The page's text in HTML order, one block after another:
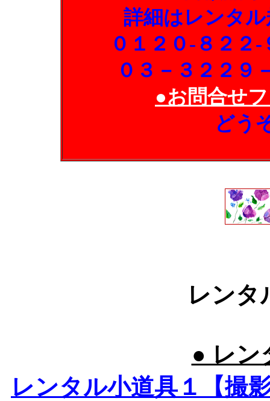
詳細はレンタ
０１２０-８２２
０３－３２２９
●お問合せ
どう
レンタ
● レン
レンタル小道具１【撮